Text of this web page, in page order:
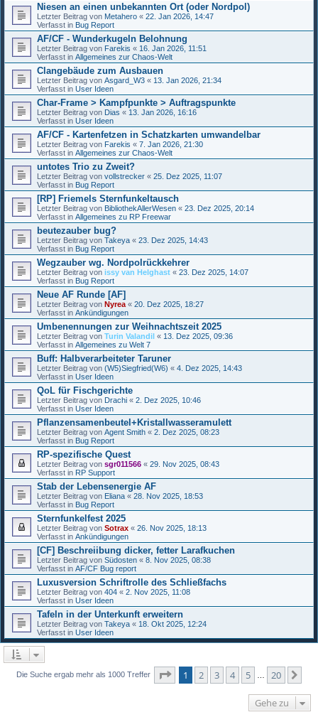
Niesen an einen unbekannten Ort (oder Nordpol)
Letzter Beitrag von Metahero « 22. Jan 2026, 14:47
Verfasst in Bug Report
AF/CF - Wunderkugeln Belohnung
Letzter Beitrag von Farekis « 16. Jan 2026, 11:51
Verfasst in Allgemeines zur Chaos-Welt
Clangebäude zum Ausbauen
Letzter Beitrag von Asgard_W3 « 13. Jan 2026, 21:34
Verfasst in User Ideen
Char-Frame > Kampfpunkte > Auftragspunkte
Letzter Beitrag von Dias « 13. Jan 2026, 16:16
Verfasst in User Ideen
AF/CF - Kartenfetzen in Schatzkarten umwandelbar
Letzter Beitrag von Farekis « 7. Jan 2026, 21:30
Verfasst in Allgemeines zur Chaos-Welt
untotes Trio zu Zweit?
Letzter Beitrag von vollstrecker « 25. Dez 2025, 11:07
Verfasst in Bug Report
[RP] Friemels Sternfunkeltausch
Letzter Beitrag von BibliothekAllerWesen « 23. Dez 2025, 20:14
Verfasst in Allgemeines zu RP Freewar
beutezauber bug?
Letzter Beitrag von Takeya « 23. Dez 2025, 14:43
Verfasst in Bug Report
Wegzauber wg. Nordpolrückkehrer
Letzter Beitrag von issy van Helghast « 23. Dez 2025, 14:07
Verfasst in Bug Report
Neue AF Runde [AF]
Letzter Beitrag von Nyrea « 20. Dez 2025, 18:27
Verfasst in Ankündigungen
Umbenennungen zur Weihnachtszeit 2025
Letzter Beitrag von Turin Valandil « 13. Dez 2025, 09:36
Verfasst in Allgemeines zu Welt 7
Buff: Halbverarbeiteter Taruner
Letzter Beitrag von (W5)Siegfried(W6) « 4. Dez 2025, 14:43
Verfasst in User Ideen
QoL für Fischgerichte
Letzter Beitrag von Drachi « 2. Dez 2025, 10:46
Verfasst in User Ideen
Pflanzensamenbeutel+Kristallwasseramulett
Letzter Beitrag von Agent Smith « 2. Dez 2025, 08:23
Verfasst in Bug Report
RP-spezifische Quest
Letzter Beitrag von sgr011566 « 29. Nov 2025, 08:43
Verfasst in RP Support
Stab der Lebensenergie AF
Letzter Beitrag von Eliana « 28. Nov 2025, 18:53
Verfasst in Bug Report
Sternfunkelfest 2025
Letzter Beitrag von Sotrax « 26. Nov 2025, 18:13
Verfasst in Ankündigungen
[CF] Beschreiibung dicker, fetter Larafkuchen
Letzter Beitrag von Südosten « 8. Nov 2025, 08:38
Verfasst in AF/CF Bug report
Luxusversion Schriftrolle des Schließfachs
Letzter Beitrag von 404 « 2. Nov 2025, 11:08
Verfasst in User Ideen
Tafeln in der Unterkunft erweitern
Letzter Beitrag von Takeya « 18. Okt 2025, 12:24
Verfasst in User Ideen
Die Suche ergab mehr als 1000 Treffer Seite von
1 2 3 4 5 20
Gehe zu